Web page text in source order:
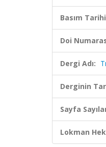
Basım
Doi
Dergi Adı:
Derginin
Sayfa
Lokman